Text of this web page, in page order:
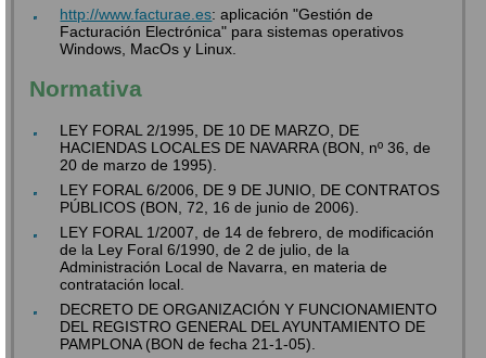
http://www.facturae.es: aplicación "Gestión de
Facturación Electrónica" para sistemas operativos
Windows, MacOs y Linux.
Normativa
LEY FORAL 2/1995, DE 10 DE MARZO, DE
HACIENDAS LOCALES DE NAVARRA (BON, nº 36, de
20 de marzo de 1995).
LEY FORAL 6/2006, DE 9 DE JUNIO, DE CONTRATOS
PÚBLICOS (BON, 72, 16 de junio de 2006).
LEY FORAL 1/2007, de 14 de febrero, de modificación
de la Ley Foral 6/1990, de 2 de julio, de la
Administración Local de Navarra, en materia de
contratación local.
DECRETO DE ORGANIZACIÓN Y FUNCIONAMIENTO
DEL REGISTRO GENERAL DEL AYUNTAMIENTO DE
PAMPLONA (BON de fecha 21-1-05).